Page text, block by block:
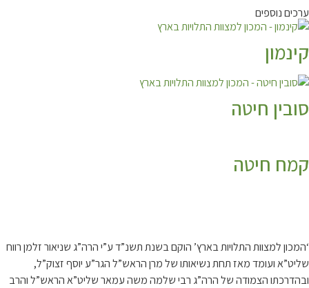
ערכים נוספים
קינמון
סובין חיטה
קמח חיטה
‘המכון למצוות התלויות בארץ’ הוקם בשנת תשנ”ד ע”י הרה”ג שניאור זלמן רווח
שליט”א ועומד מאז תחת נשיאותו של מרן הראש”ל הגר”ע יוסף זצוק”ל,
ובהדרכתו הצמודה של הרה”ג רבי שלמה משה עמאר שליט”א הראש”ל והרב